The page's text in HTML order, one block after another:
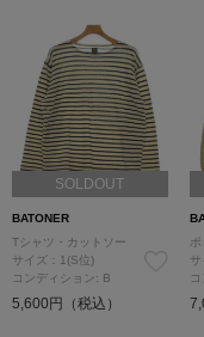
SOLDOUT
BATONER
Tシャツ・カットソー
サイズ：1(S位)
コンディション: B
5,600円（税込）